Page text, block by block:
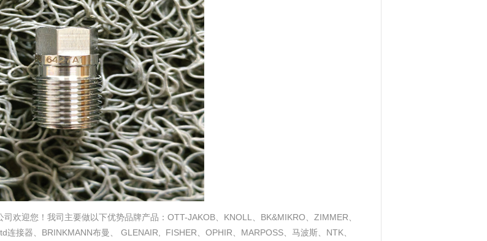
司欢迎您！我司主要做以下优势品牌产品：OTT-JAKOB、KNOLL、BK&MIKRO、ZIMMER、
连接器、BRINKMANN布曼、 GLENAIR, FISHER、OPHIR、MARPOSS、马波斯、NTK、